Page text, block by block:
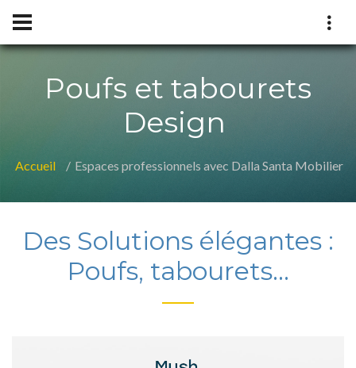
Poufs et tabourets
Design
Accueil Espaces professionnels avec Dalla Santa Mobilier
Des Solutions élégantes :
Poufs, tabourets...